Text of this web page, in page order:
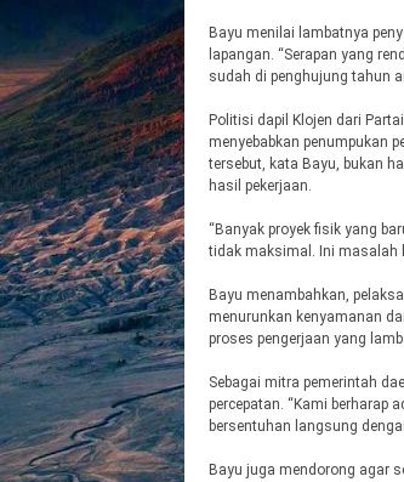
Bayu menilai lambatnya
lapangan. “Serapan yang
sudah di penghujung tahun
Politisi dapil Klojen dari
menyebabkan penumpukan
tersebut, kata Bayu, bukan
hasil pekerjaan.
“Banyak proyek fisik yang
tidak maksimal. Ini masalah
Bayu menambahkan,
menurunkan kenyamanan
proses pengerjaan yang
Sebagai mitra pemerintah
percepatan. “Kami berharap
bersentuhan langsung
Bayu juga mendorong agar